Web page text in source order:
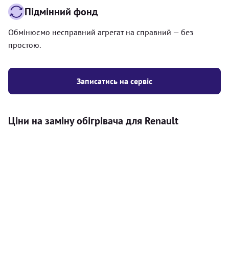
Записатись на сервіс
Підмінний фонд
Обмінюємо несправний агрегат на справний — без
простою.
Ціни на заміну обігрівача для Renault